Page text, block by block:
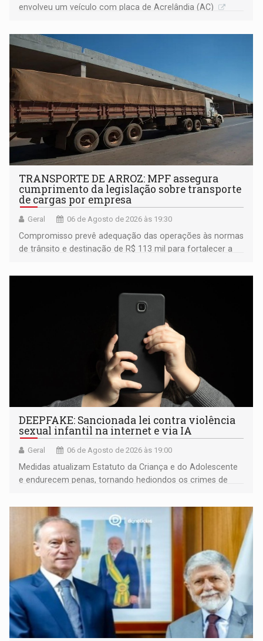
envolveu um veículo com placa de Acrelândia (AC)
TRANSPORTE DE ARROZ: MPF assegura
cumprimento da legislação sobre transporte
de cargas por empresa
Geral 06 de Agosto de 2026 às 19:30
Compromisso prevê adequação das operações às normas
de trânsito e destinação de R$ 113 mil para fortalecer a
DEEPFAKE: Sancionada lei contra violência
sexual infantil na internet e via IA
Geral 06 de Agosto de 2026 às 19:00
Medidas atualizam Estatuto da Criança e do Adolescente
e endurecem penas, tornando hediondos os crimes de